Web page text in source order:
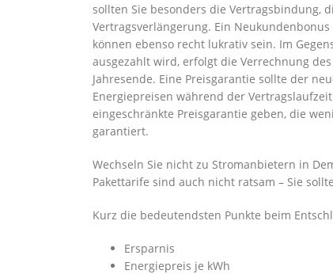
sollten Sie besonders die Vertragsbindung,
Vertragsverlängerung. Ein
können ebenso recht lukrativ sein. Im
ausgezahlt wird, erfolgt die Verrechnung
Jahresende. Eine Preisgarantie sollte der
Energiepreisen während der
eingeschränkte Preisgarantie geben, die
garantiert.
Wechseln Sie nicht zu Stromanbietern in
Pakettarife sind auch nicht ratsam – Sie
Kurz die bedeutendsten Punkte beim
Ersparnis
Energiepreis je kWh